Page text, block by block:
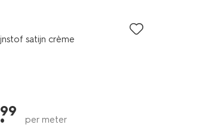
satijn crème
.
99
per meter